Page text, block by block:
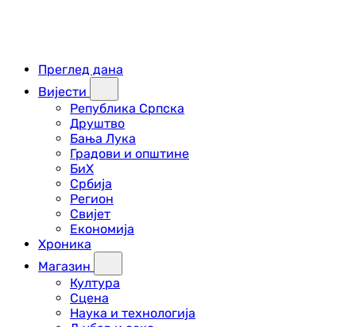
Преглед дана
Вијести
Република Српска
Друштво
Бања Лука
Градови и општине
БиХ
Србија
Регион
Свијет
Економија
Хроника
Магазин
Култура
Сцена
Наука и технологија